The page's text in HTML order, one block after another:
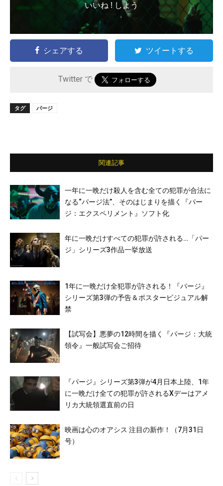
いいね ! しよう
シェアする ツイートする
Twitter で
タグ パージ
関連記事
一年に一晩だけ殺人を含む全ての犯罪が合法に
なる“パージ法”、そのはじまりを描く『パー
ジ：エクスペリメント』ソフト化
年に一晩だけすべての犯罪が許される…「パー
ジ」シリーズ3作品一挙放送
1年に一晩だけ全犯罪が許される！『パージ』
シリーズ第3弾の予告＆ポスタービジュアル解
禁
【試写会】悪夢の12時間を描く『パージ：大統
領令』一般試写会ご招待
『パージ』シリーズ第3弾が4月日本上陸、1年
に一晩だけ全ての犯罪が許されるXデーはアメ
リカ大統領選直前の日
映画は心のオアシス 注目の新作！（7月31日
号）